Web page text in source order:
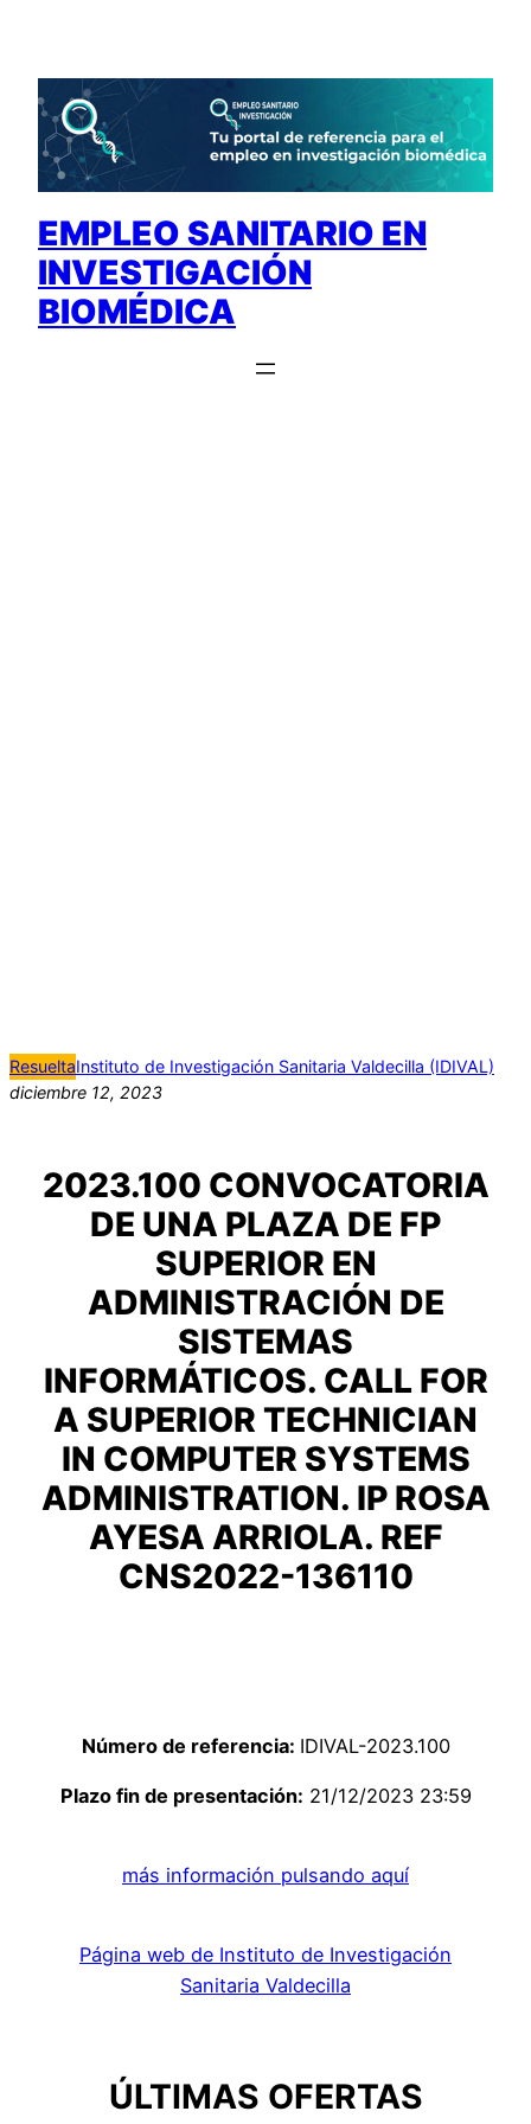
contenido
EMPLEO SANITARIO EN
INVESTIGACIÓN
BIOMÉDICA
ResueltaInstituto de Investigación Sanitaria Valdecilla (IDIVAL)
diciembre 12, 2023
2023.100 CONVOCATORIA
DE UNA PLAZA DE FP
SUPERIOR EN
ADMINISTRACIÓN DE
SISTEMAS
INFORMÁTICOS. CALL FOR
A SUPERIOR TECHNICIAN
IN COMPUTER SYSTEMS
ADMINISTRATION. IP ROSA
AYESA ARRIOLA. REF
CNS2022-136110
Número de referencia: IDIVAL-2023.100
Plazo fin de presentación: 21/12/2023 23:59
más información pulsando aquí
Página web de Instituto de Investigación
Sanitaria Valdecilla
ÚLTIMAS OFERTAS